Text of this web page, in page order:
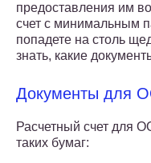
предоставления им
счет с минимальным
попадете на столь
знать, какие
Документы для
Расчетный счет для
таких бумаг: